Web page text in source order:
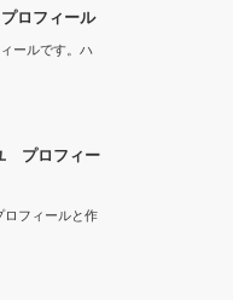
ロフィール
ールです。ハ
プロフィー
フィールと作